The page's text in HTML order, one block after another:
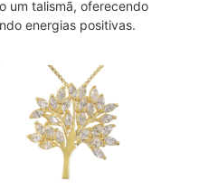
um talismã, oferecendo
energias positivas.